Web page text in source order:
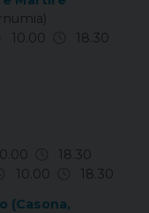
10.00
18.30
18.30
10.00
18.30
(Casona,